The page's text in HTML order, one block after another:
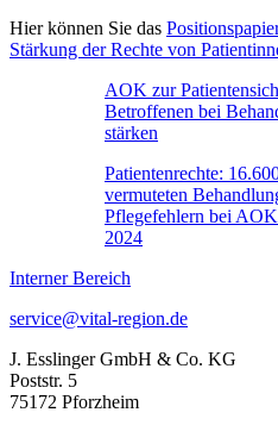
Hier können Sie das
Stärkung der Rechte von
AOK zur
Betroffenen bei
stärken
Patientenrechte:
vermuteten
Pflegefehlern bei
2024
Interner Bereich
service@vital-region.de
J. Esslinger GmbH & Co. KG
Poststr. 5
75172 Pforzheim